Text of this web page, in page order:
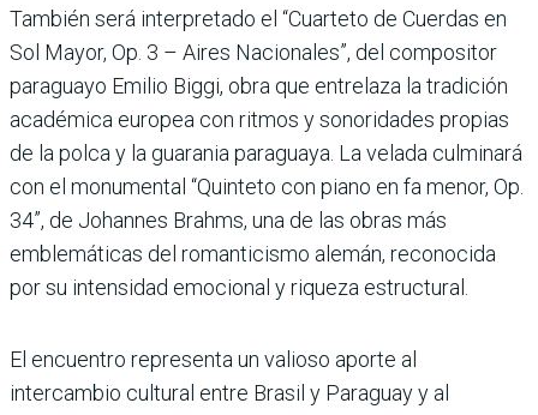
También será interpretado el “Cuarteto de Cuerdas en
Sol Mayor, Op. 3 – Aires Nacionales”, del compositor
paraguayo Emilio Biggi, obra que entrelaza la tradición
académica europea con ritmos y sonoridades propias
de la polca y la guarania paraguaya. La velada culminará
con el monumental “Quinteto con piano en fa menor, Op.
34”, de Johannes Brahms, una de las obras más
emblemáticas del romanticismo alemán, reconocida
por su intensidad emocional y riqueza estructural.
El encuentro representa un valioso aporte al
intercambio cultural entre Brasil y Paraguay y al